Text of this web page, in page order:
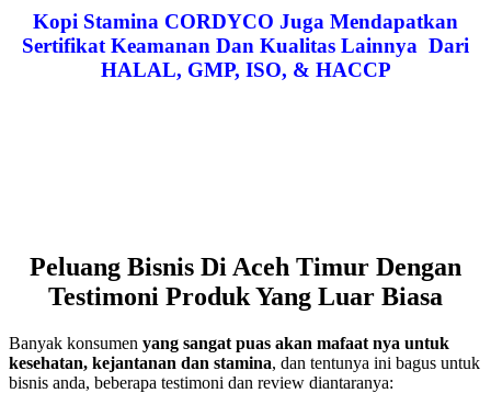
Kopi Stamina CORDYCO Juga Mendapatkan
Sertifikat Keamanan Dan Kualitas Lainnya Dari
HALAL, GMP, ISO, & HACCP
Peluang Bisnis Di Aceh Timur Dengan
Testimoni Produk Yang Luar Biasa
Banyak konsumen yang sangat puas akan mafaat nya untuk
kesehatan, kejantanan dan stamina, dan tentunya ini bagus untuk
bisnis anda, beberapa testimoni dan review diantaranya: